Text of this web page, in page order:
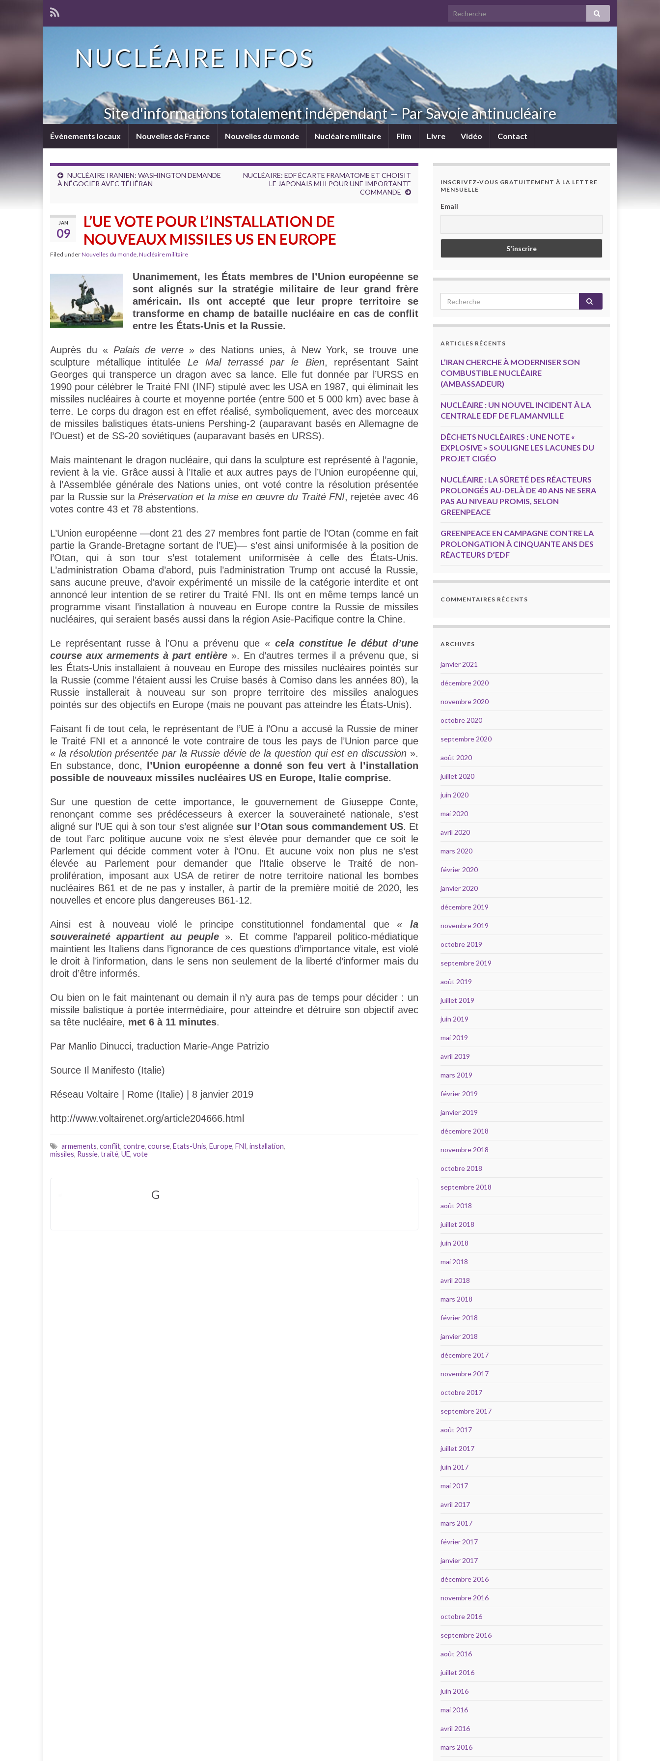
NUCLÉAIRE INFOS
Site d'informations totalement indépendant – Par Savoie antinucléaire
Évènements locaux Nouvelles de France Nouvelles du monde Nucléaire militaire Film Livre Vidéo Contact
NUCLÉAIRE IRANIEN: WASHINGTON DEMANDE
À NÉGOCIER AVEC TÉHÉRAN
NUCLÉAIRE: EDF ÉCARTE FRAMATOME ET CHOISIT
LE JAPONAIS MHI POUR UNE IMPORTANTE
COMMANDE
JAN
09
L’UE VOTE POUR L’INSTALLATION DE
NOUVEAUX MISSILES US EN EUROPE
Filed underNouvelles du monde, Nucléaire militaire
Unanimement, les États membres de l’Union européenne se
sont alignés sur la stratégie militaire de leur grand frère
américain. Ils ont accepté que leur propre territoire se
transforme en champ de bataille nucléaire en cas de conflit
entre les États-Unis et la Russie.
Auprès du « Palais de verre » des Nations unies, à New York, se trouve une
sculpture métallique intitulée Le Mal terrassé par le Bien, représentant Saint
Georges qui transperce un dragon avec sa lance. Elle fut donnée par l’URSS en
1990 pour célébrer le Traité FNI (INF) stipulé avec les USA en 1987, qui éliminait les
missiles nucléaires à courte et moyenne portée (entre 500 et 5 000 km) avec base à
terre. Le corps du dragon est en effet réalisé, symboliquement, avec des morceaux
de missiles balistiques états-uniens Pershing-2 (auparavant basés en Allemagne de
l’Ouest) et de SS-20 soviétiques (auparavant basés en URSS).
Mais maintenant le dragon nucléaire, qui dans la sculpture est représenté à l’agonie,
revient à la vie. Grâce aussi à l’Italie et aux autres pays de l’Union européenne qui,
à l’Assemblée générale des Nations unies, ont voté contre la résolution présentée
par la Russie sur la Préservation et la mise en œuvre du Traité FNI, rejetée avec 46
votes contre 43 et 78 abstentions.
L’Union européenne —dont 21 des 27 membres font partie de l’Otan (comme en fait
partie la Grande-Bretagne sortant de l’UE)— s’est ainsi uniformisée à la position de
l’Otan, qui à son tour s’est totalement uniformisée à celle des États-Unis.
L’administration Obama d’abord, puis l’administration Trump ont accusé la Russie,
sans aucune preuve, d’avoir expérimenté un missile de la catégorie interdite et ont
annoncé leur intention de se retirer du Traité FNI. Ils ont en même temps lancé un
programme visant l’installation à nouveau en Europe contre la Russie de missiles
nucléaires, qui seraient basés aussi dans la région Asie-Pacifique contre la Chine.
Le représentant russe à l’Onu a prévenu que « cela constitue le début d’une
course aux armements à part entière». En d’autres termes il a prévenu que, si
les États-Unis installaient à nouveau en Europe des missiles nucléaires pointés sur
la Russie (comme l’étaient aussi les Cruise basés à Comiso dans les années 80), la
Russie installerait à nouveau sur son propre territoire des missiles analogues
pointés sur des objectifs en Europe (mais ne pouvant pas atteindre les États-Unis).
Faisant fi de tout cela, le représentant de l’UE à l’Onu a accusé la Russie de miner
le Traité FNI et a annoncé le vote contraire de tous les pays de l’Union parce que
« la résolution présentée par la Russie dévie de la question qui est en discussion ».
En substance, donc,
l’Union européenne a donné son feu vert à l’installation
possible de nouveaux missiles nucléaires US en Europe, Italie comprise.
Sur une question de cette importance, le gouvernement de Giuseppe Conte,
renonçant comme ses prédécesseurs à exercer la souveraineté nationale, s’est
aligné sur l’UE qui à son tour s’est alignée sur l’Otan sous commandement US. Et
de tout l’arc politique aucune voix ne s’est élevée pour demander que ce soit le
Parlement qui décide comment voter à l’Onu. Et aucune voix non plus ne s’est
élevée au Parlement pour demander que l’Italie observe le Traité de non-
prolifération, imposant aux USA de retirer de notre territoire national les bombes
nucléaires B61 et de ne pas y installer, à partir de la première moitié de 2020, les
nouvelles et encore plus dangereuses B61-12.
Ainsi est à nouveau violé le principe constitutionnel fondamental que « la
souveraineté appartient au peuple». Et comme l’appareil politico-médiatique
maintient les Italiens dans l’ignorance de ces questions d’importance vitale, est violé
le droit à l’information, dans le sens non seulement de la liberté d’informer mais du
droit d’être informés.
Ou bien on le fait maintenant ou demain il n’y aura pas de temps pour décider : un
missile balistique à portée intermédiaire, pour atteindre et détruire son objectif avec
sa tête nucléaire, met 6 à 11 minutes.
Par Manlio Dinucci, traduction Marie-Ange Patrizio
Source Il Manifesto (Italie)
Réseau Voltaire | Rome (Italie) | 8 janvier 2019
http://www.voltairenet.org/article204666.html
armements, conflit, contre, course, Etats-Unis, Europe, FNI, installation,
missiles, Russie, traité, UE, vote
G
INSCRIVEZ-VOUS GRATUITEMENT À LA LETTRE
MENSUELLE
Email
ARTICLES RÉCENTS
L’IRAN CHERCHE À MODERNISER SON
COMBUSTIBLE NUCLÉAIRE
(AMBASSADEUR)
NUCLÉAIRE : UN NOUVEL INCIDENT À LA
CENTRALE EDF DE FLAMANVILLE
DÉCHETS NUCLÉAIRES : UNE NOTE «
EXPLOSIVE » SOULIGNE LES LACUNES DU
PROJET CIGÉO
NUCLÉAIRE : LA SÛRETÉ DES RÉACTEURS
PROLONGÉS AU-DELÀ DE 40 ANS NE SERA
PAS AU NIVEAU PROMIS, SELON
GREENPEACE
GREENPEACE EN CAMPAGNE CONTRE LA
PROLONGATION À CINQUANTE ANS DES
RÉACTEURS D’EDF
COMMENTAIRES RÉCENTS
ARCHIVES
janvier 2021
décembre 2020
novembre 2020
octobre 2020
septembre 2020
août 2020
juillet 2020
juin 2020
mai 2020
avril 2020
mars 2020
février 2020
janvier 2020
décembre 2019
novembre 2019
octobre 2019
septembre 2019
août 2019
juillet 2019
juin 2019
mai 2019
avril 2019
mars 2019
février 2019
janvier 2019
décembre 2018
novembre 2018
octobre 2018
septembre 2018
août 2018
juillet 2018
juin 2018
mai 2018
avril 2018
mars 2018
février 2018
janvier 2018
décembre 2017
novembre 2017
octobre 2017
septembre 2017
août 2017
juillet 2017
juin 2017
mai 2017
avril 2017
mars 2017
février 2017
janvier 2017
décembre 2016
novembre 2016
octobre 2016
septembre 2016
août 2016
juillet 2016
juin 2016
mai 2016
avril 2016
mars 2016